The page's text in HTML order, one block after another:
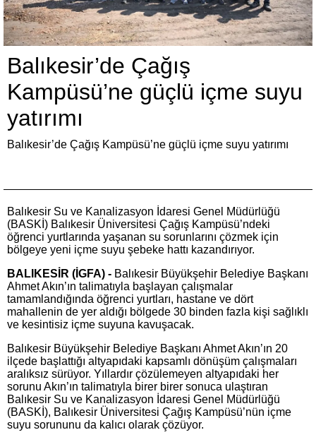
Balıkesir’de Çağış
Kampüsü’ne güçlü içme suyu
yatırımı
Balıkesir’de Çağış Kampüsü’ne güçlü içme suyu yatırımı
Balıkesir Su ve Kanalizasyon İdaresi Genel Müdürlüğü
(BASKİ) Balıkesir Üniversitesi Çağış Kampüsü’ndeki
öğrenci yurtlarında yaşanan su sorunlarını çözmek için
bölgeye yeni içme suyu şebeke hattı kazandırıyor.
BALIKESİR (İGFA) - Balıkesir Büyükşehir Belediye Başkanı
Ahmet Akın’ın talimatıyla başlayan çalışmalar
tamamlandığında öğrenci yurtları, hastane ve dört
mahallenin de yer aldığı bölgede 30 binden fazla kişi sağlıklı
ve kesintisiz içme suyuna kavuşacak.
Balıkesir Büyükşehir Belediye Başkanı Ahmet Akın’ın 20
ilçede başlattığı altyapıdaki kapsamlı dönüşüm çalışmaları
aralıksız sürüyor. Yıllardır çözülemeyen altyapıdaki her
sorunu Akın’ın talimatıyla birer birer sonuca ulaştıran
Balıkesir Su ve Kanalizasyon İdaresi Genel Müdürlüğü
(BASKİ), Balıkesir Üniversitesi Çağış Kampüsü’nün içme
suyu sorununu da kalıcı olarak çözüyor.